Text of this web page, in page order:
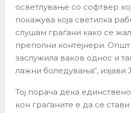
осветлување со софтвер
покажува која светилка
слушам граѓани како се
преполни контејнери.
заслужила ваков однос и
лажни боледувања“, изјави
Тој порача дека
кон граѓаните е да се стави